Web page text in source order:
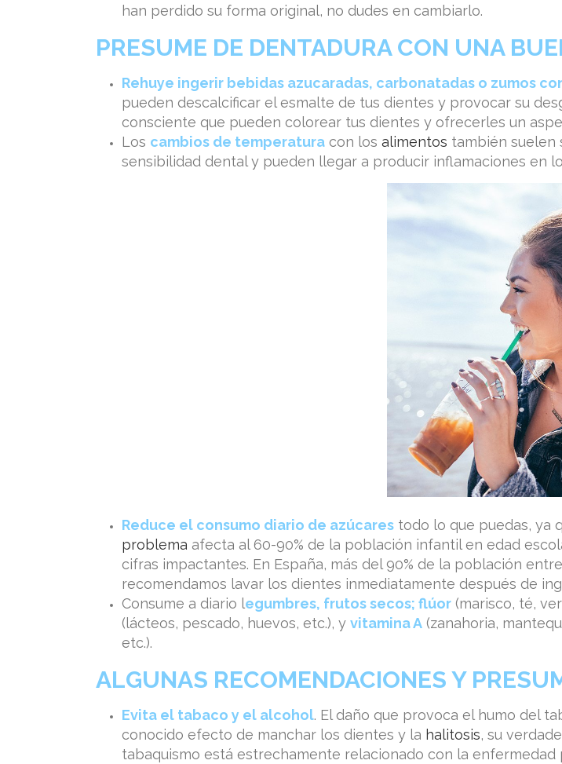
han perdido su forma original, no dudes en cambiarlo.
PRESUME DE DENTADURA CON UNA
Rehuye ingerir bebidas azucaradas, carbonatadas o zumos
pueden descalcificar el esmalte de tus dientes y provocar su
consciente que pueden colorear tus dientes y ofrecerles un
Los cambios de temperaturacon los alimentos también suelen
sensibilidad dental y pueden llegar a producir inflamaciones en
Reduce el consumo diario de azúcarestodo lo que puedas, ya
problema afecta al 60-90% de la población infantil en edad
cifras impactantes. En España, más del 90% de la población
recomendamos lavar los dientes inmediatamente después de
Consume a diario legumbres, frutos secos; flúor(marisco, té,
(lácteos, pescado, huevos, etc.), y vitamina A(zanahoria,
etc.).
ALGUNAS RECOMENDACIONES Y
Evita el tabaco y el alcohol. El daño que provoca el humo del
conocido efecto de manchar los dientes y la halitosis, su
tabaquismo está estrechamente relacionado con la